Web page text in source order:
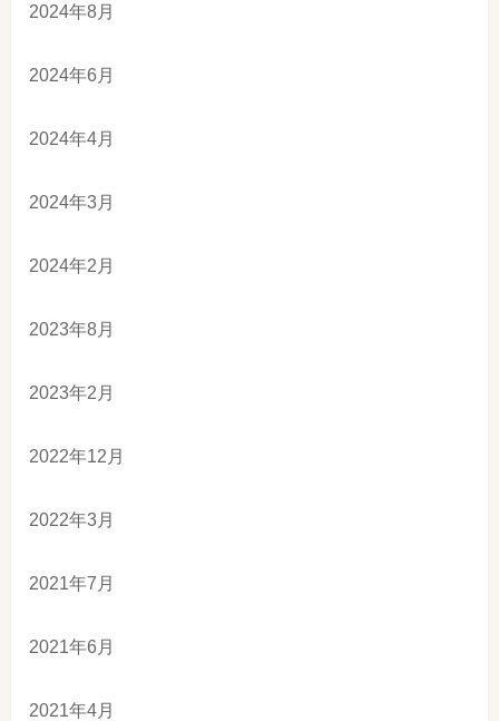
2024年8月
2024年6月
2024年4月
2024年3月
2024年2月
2023年8月
2023年2月
2022年12月
2022年3月
2021年7月
2021年6月
2021年4月